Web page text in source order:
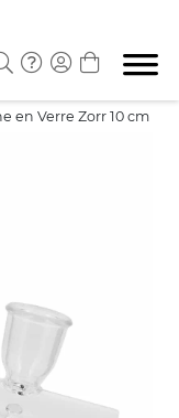
en Verre Zorr 10 cm